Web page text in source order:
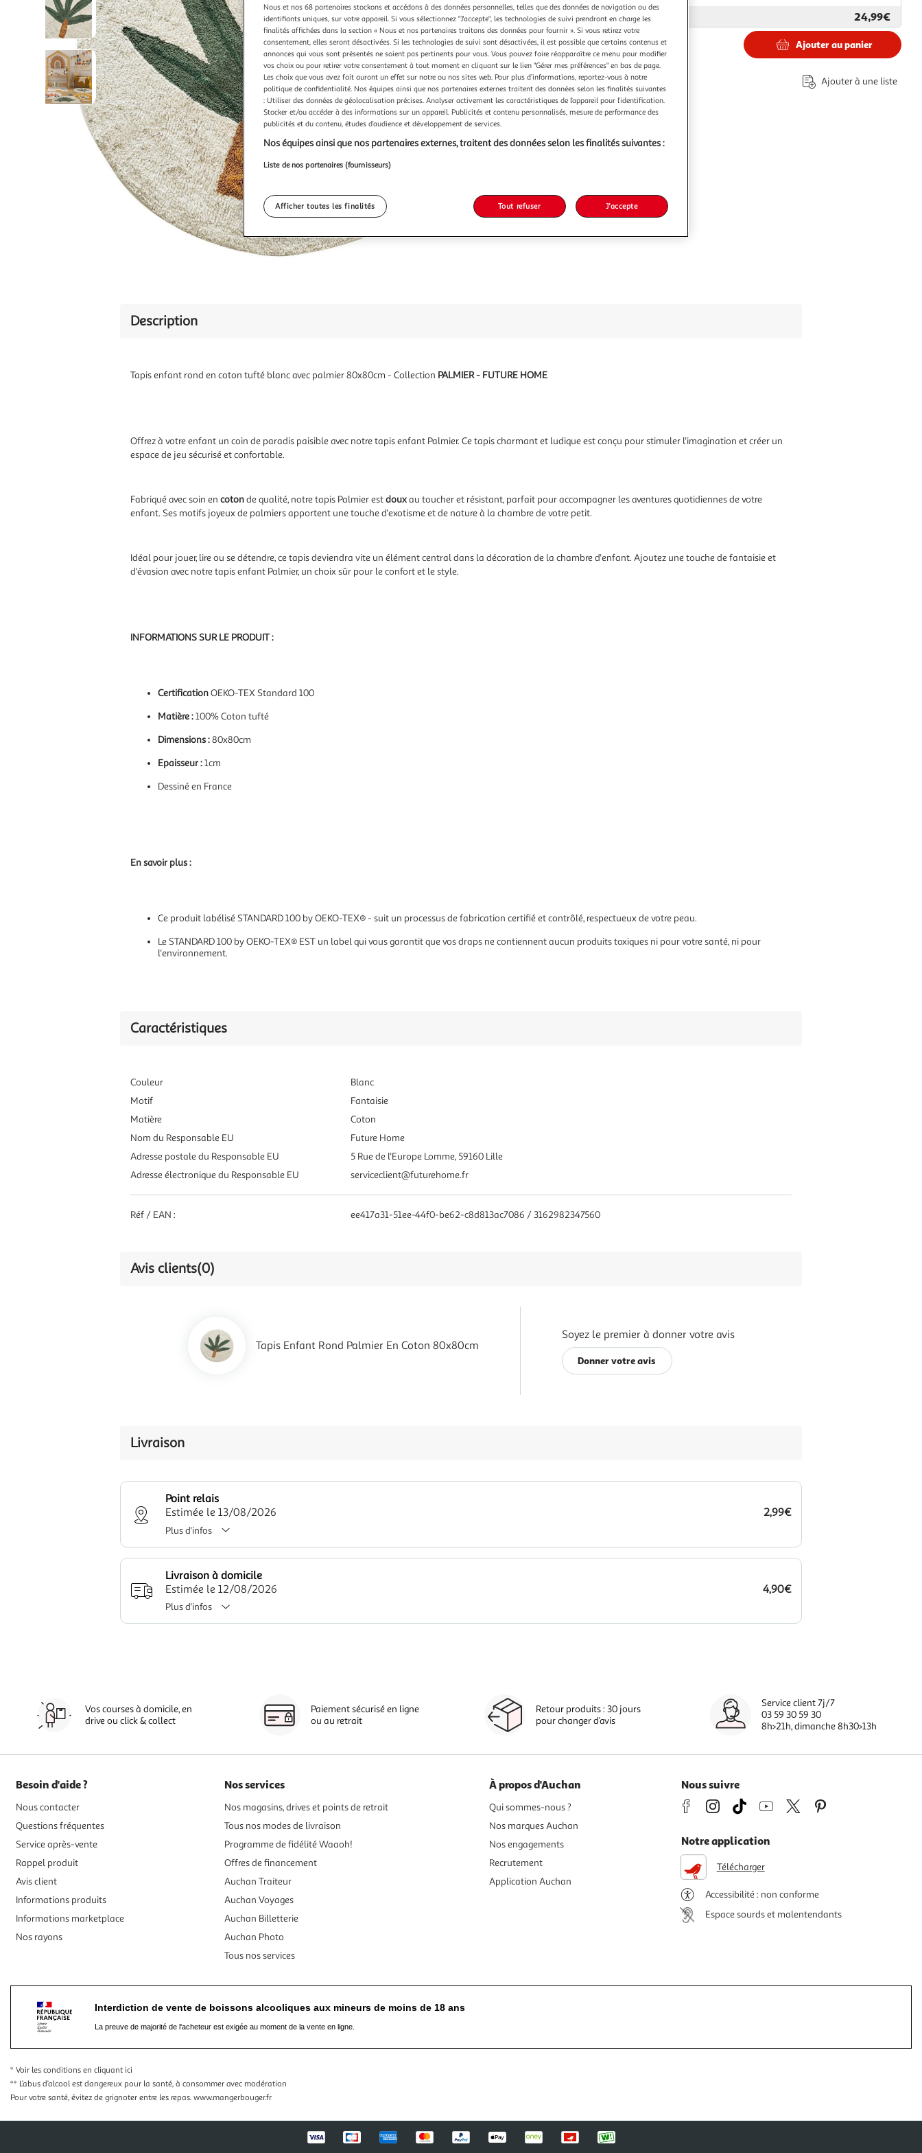
Vendu parFuture Home 24,99€
24,99€
dont 0,17€ d'éco-part.
Ajouter au panier
Ajouter à une liste
Description
Tapis enfant rond en coton tufté blanc avec palmier 80x80cm - Collection PALMIER - FUTURE HOME
Offrez à votre enfant un coin de paradis paisible avec notre tapis enfant Palmier. Ce tapis charmant et ludique est conçu pour stimuler l'imagination et créer un
espace de jeu sécurisé et confortable.
Fabriqué avec soin en cotonde qualité, notre tapis Palmier estdouxau toucher et résistant, parfait pour accompagner les aventures quotidiennes de votre
enfant. Ses motifs joyeux de palmiers apportent une touche d'exotisme et de nature à la chambre de votre petit.
Idéal pour jouer, lire ou se détendre, ce tapis deviendra vite un élément central dans la décoration de la chambre d'enfant. Ajoutez une touche de fantaisie et
d'évasion avec notre tapis enfant Palmier, un choix sûr pour le confort et le style.
INFORMATIONS SUR LE PRODUIT :
CertificationOEKO-TEX Standard 100
Matière :100% Coton tufté
Dimensions :80x80cm
Epaisseur :1cm
Dessiné en France
En savoir plus :
Ce produit labélisé STANDARD 100 by OEKO-TEX® - suit un processus de fabrication certifié et contrôlé, respectueux de votre peau.
Le STANDARD 100 by OEKO-TEX® EST un label qui vous garantit que vos draps ne contiennent aucun produits toxiques ni pour votre santé, ni pour
l'environnement.
Caractéristiques
Couleur
Blanc
Motif
Fantaisie
Matière
Coton
Nom du Responsable EU
Future Home
Adresse postale du Responsable EU
5 Rue de l'Europe Lomme, 59160 Lille
Adresse électronique du Responsable EU
serviceclient@futurehome.fr
Réf / EAN : ee417a31-51ee-44f0-be62-c8d813ac7086 / 3162982347560
Avis clients(0)
Tapis Enfant Rond Palmier En Coton 80x80cm
Soyez le premier à donner votre avis
Donner votre avis
Livraison
Point relais
Estimée le 13/08/2026
2,99€
Plus d'infos
Livraison à domicile
Estimée le 12/08/2026
4,90€
Plus d'infos
Vos courses à domicile, en
drive ou click & collect
Paiement sécurisé en ligne
ou au retrait
Retour produits : 30 jours
pour changer d’avis
Service client 7j/7
03 59 30 59 30
8h>21h, dimanche 8h30>13h
Besoin d'aide ?
Nous contacter
Questions fréquentes
Service après-vente
Rappel produit
Avis client
Informations produits
Informations marketplace
Nos rayons
Nos services
Nos magasins, drives et points de retrait
Tous nos modes de livraison
Programme de fidélité Waaoh!
Offres de financement
Auchan Traiteur
Auchan Voyages
Auchan Billetterie
Auchan Photo
Tous nos services
À propos d'Auchan
Qui sommes-nous ?
Nos marques Auchan
Nos engagements
Recrutement
Application Auchan
Nous suivre
Notre application
Télécharger
Accessibilité : non conforme
Espace sourds et malentendants
Interdiction de vente de boissons alcooliques aux mineurs de moins de 18 ans
La preuve de majorité de l'acheteur est exigée au moment de la vente en ligne.
* Voir les conditions en cliquant ici
** L’abus d’alcool est dangereux pour la santé, à consommer avec modération
Pour votre santé, évitez de grignoter entre les repas. www.mangerbouger.fr
Nous et nos 68 partenaires stockons et accédons à des données personnelles, telles que des données de navigation ou des
identifiants uniques, sur votre appareil. Si vous sélectionnez "J'accepte", les technologies de suivi prendront en charge les
finalités affichées dans la section « Nous et nos partenaires traitons des données pour fournir ». Si vous retirez votre
consentement, elles seront désactivées. Si les technologies de suivi sont désactivées, il est possible que certains contenus et
annonces qui vous sont présentés ne soient pas pertinents pour vous. Vous pouvez faire réapparaître ce menu pour modifier
vos choix ou pour retirer votre consentement à tout moment en cliquant sur le lien "Gérer mes préférences" en bas de page.
Les choix que vous avez fait auront un effet sur notre ou nos sites web. Pour plus d’informations, reportez-vous à notre
politique de confidentialité. Nos équipes ainsi que nos partenaires externes traitent des données selon les finalités suivantes
: Utiliser des données de géolocalisation précises. Analyser activement les caractéristiques de l’appareil pour l’identification.
Stocker et/ou accéder à des informations sur un appareil. Publicités et contenu personnalisés, mesure de performance des
publicités et du contenu, études d’audience et développement de services.
Nos équipes ainsi que nos partenaires externes, traitent des données selon les finalités suivantes :
Liste de nos partenaires (fournisseurs)
Afficher toutes les finalités Tout refuser J'accepte